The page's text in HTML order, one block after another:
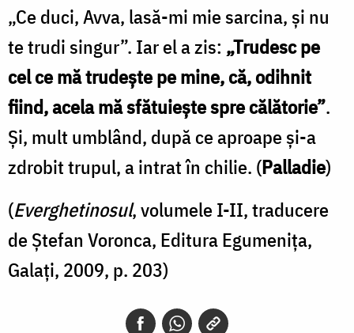
„Ce duci, Avva, lasă-mi mie sarcina, și nu
te trudi singur”. Iar el a zis: „Trudesc pe
cel ce mă trudește pe mine, că, odihnit
fiind, acela mă sfătuiește spre călătorie”.
Și, mult umblând, după ce aproape și-a
zdrobit trupul, a intrat în chilie. (Palladie)
(Everghetinosul, volumele I-II, traducere
de Ștefan Voronca, Editura Egumenița,
Galați, 2009, p. 203)